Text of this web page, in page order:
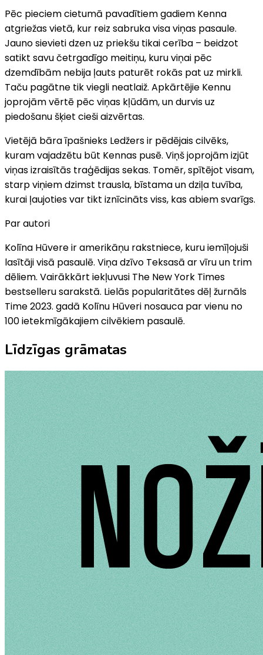
Pēc pieciem cietumā pavadītiem gadiem Kenna
atgriežas vietā, kur reiz sabruka visa viņas pasaule.
Jauno sievieti dzen uz priekšu tikai cerība – beidzot
satikt savu četrgadīgo meitiņu, kuru viņai pēc
dzemdībām nebija ļauts paturēt rokās pat uz mirkli.
Taču pagātne tik viegli neatlaiž. Apkārtējie Kennu
joprojām vērtē pēc viņas kļūdām, un durvis uz
piedošanu šķiet cieši aizvērtas.
Vietējā bāra īpašnieks Ledžers ir pēdējais cilvēks,
kuram vajadzētu būt Kennas pusē. Viņš joprojām izjūt
viņas izraisītās traģēdijas sekas. Tomēr, spītējot visam,
starp viņiem dzimst trausla, bīstama un dziļa tuvība,
kurai ļaujoties var tikt iznīcināts viss, kas abiem svarīgs.
Par autori
Kolīna Hūvere ir amerikāņu rakstniece, kuru iemīļojuši
lasītāji visā pasaulē. Viņa dzīvo Teksasā ar vīru un trim
dēliem. Vairākkārt iekļuvusi The New York Times
bestselleru sarakstā. Lielās popularitātes dēļ žurnāls
Time 2023. gadā Kolīnu Hūveri nosauca par vienu no
100 ietekmīgākajiem cilvēkiem pasaulē.
Līdzīgas grāmatas